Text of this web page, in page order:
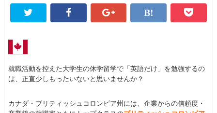
就職活動を控えた大学生の休学留学で「英語だけ」を勉強するの
は、正直少しもったいないと思いませんか？
カナダ・ブリティッシュコロンビア州には、企業からの信頼度・